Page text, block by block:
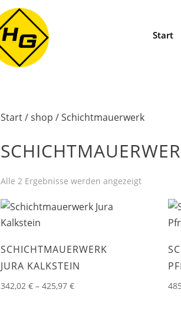
Start
Start/shop / Schichtmauerwerk
Alle 2 Ergebnisse werden angezeigt
SCHICHTMAUERWERK
JURA KALKSTEIN
342,02€ –425,97€Preisspanne: